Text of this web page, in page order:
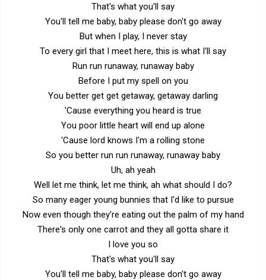
That's what you'll say
You'll tell me baby, baby please don't go away
But when I play, I never stay
To every girl that I meet here, this is what I'll say
Run run runaway, runaway baby
Before I put my spell on you
You better get get getaway, getaway darling
'Cause everything you heard is true
You poor little heart will end up alone
'Cause lord knows I'm a rolling stone
So you better run run runaway, runaway baby
Uh, ah yeah
Well let me think, let me think, ah what should I do?
So many eager young bunnies that I'd like to pursue
Now even though they're eating out the palm of my hand
There's only one carrot and they all gotta share it
I love you so
That's what you'll say
You'll tell me baby, baby please don't go away